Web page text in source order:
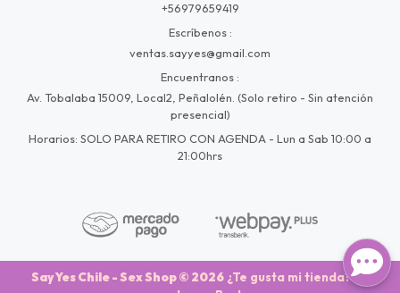
+56979659419
Escríbenos
ventas.sayyes@gmail.com
Encuentranos
Av. Tobalaba 15009, Local2, Peñalolén. (Solo retiro - Sin atención
presencial)
Horarios: SOLO PARA RETIRO CON AGENDA - Lun a Sab 10:00 a
21:00hrs
Say Yes Chile - Sex Shop © 2026 ¿Te gusta mi tienda? Yo